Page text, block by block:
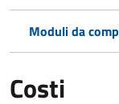
Moduli da
Costi